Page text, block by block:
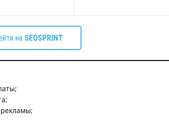
на SEOSPRINT